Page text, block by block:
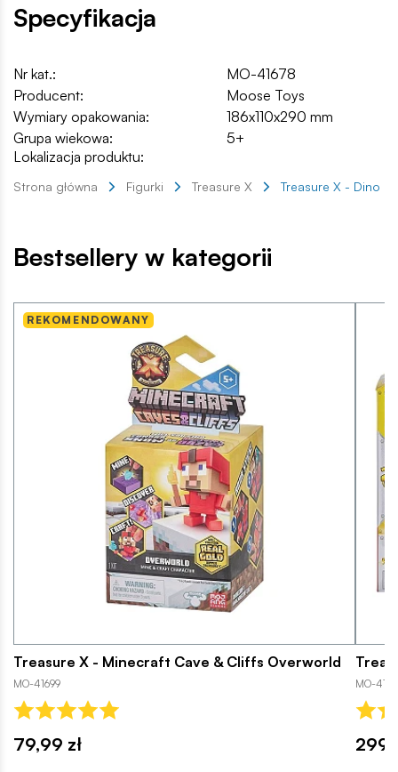
Specyfikacja
Nr kat.:
MO-41678
Producent:
Moose Toys
Wymiary opakowania:
186x110x290 mm
Grupa wiekowa:
5+
Lokalizacja produktu:
Strona główna Figurki Treasure X Treasure X - Dino
Bestsellery w kategorii
REKOMENDOWANY
Treasure X - Minecraft Cave & Cliffs Overworld
MO-41699
79,99 zł
MO-